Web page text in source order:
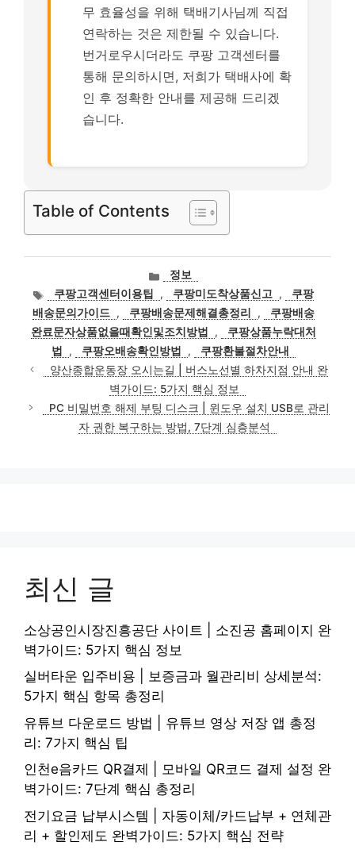
무 효율성을 위해 택배기사님께 직접
연락하는 것은 제한될 수 있습니다.
번거로우시더라도 쿠팡 고객센터를
통해 문의하시면, 저희가 택배사에 확
인 후 정확한 안내를 제공해 드리겠
습니다.
Table of Contents
카
고
리
정보
태
그
쿠팡고객센터이용팁 , 쿠팡미도착상품신고 ,
쿠팡
배송문의가이드 , 쿠팡배송문제해결총정리 ,
쿠팡배송
완료문자상품없을때확인및조치방법
,
쿠팡상품누락대처
법
, 쿠팡오배송확인방법 ,
쿠팡환불절차안내
양산종합운동장 오시는길 | 버스노선별 하차지점 안내 완
벽가이드: 5가지 핵심 정보
PC 비밀번호 해제 부팅 디스크 | 윈도우 설치 USB로 관리
자 권한 복구하는 방법, 7단계 심층분석
최신 글
소상공인시장진흥공단 사이트 | 소진공 홈페이지 완
벽가이드: 5가지 핵심 정보
실버타운 입주비용 | 보증금과 월관리비 상세분석:
5가지 핵심 항목 총정리
유튜브 다운로드 방법 | 유튜브 영상 저장 앱 총정
리: 7가지 핵심 팁
인천e음카드 QR결제 | 모바일 QR코드 결제 설정 완
벽가이드: 7단계 핵심 총정리
전기요금 납부시스템 | 자동이체/카드납부 + 연체관
리 + 할인제도 완벽가이드: 5가지 핵심 전략